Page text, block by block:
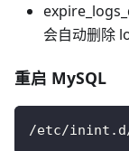
会自动删除
重启 MySQL
/etc/